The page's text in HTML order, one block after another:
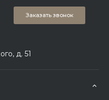
Заказать звонок
д. 51